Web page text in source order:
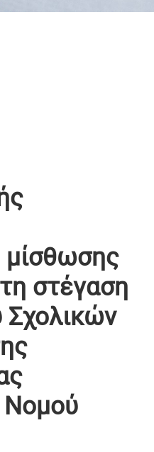
μίσθωσης
στέγαση
Σχολικών
Νομού